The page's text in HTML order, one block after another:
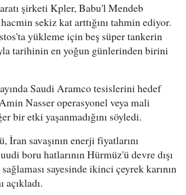
şirketi Kpler, Babu'l Mendeb
sekiz kat arttığını tahmin ediyor.
yükleme için beş süper tankerin
tarihinin en yoğun günlerinden birini
Saudi Aramco tesislerini hedef
Nasser operasyonel veya mali
bir etki yaşanmadığını söyledi.
İran savaşının enerji fiyatlarını
boru hatlarının Hürmüz'ü devre dışı
sayesinde ikinci çeyrek karının
açıkladı.